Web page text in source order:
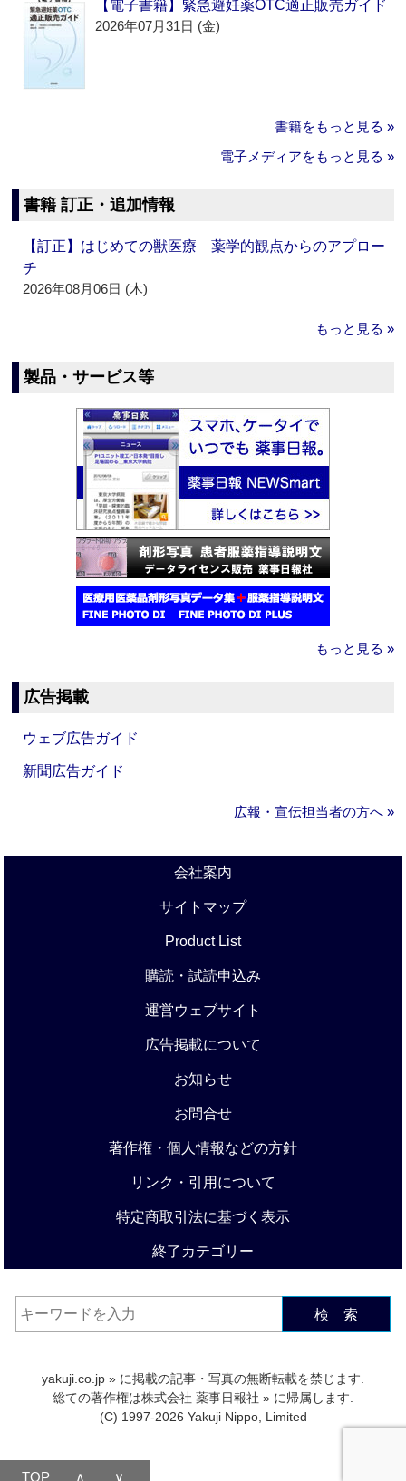
【電子書籍】緊急避妊薬OTC適正販売ガイド
2026年07月31日 (金)
書籍をもっと見る »
電子メディアをもっと見る »
書籍 訂正・追加情報
【訂正】はじめての獣医療 薬学的観点からのアプロー
チ
2026年08月06日 (木)
もっと見る »
製品・サービス等
もっと見る »
広告掲載
ウェブ広告ガイド
新聞広告ガイド
広報・宣伝担当者の方へ »
会社案内
サイトマップ
Product List
購読・試読申込み
運営ウェブサイト
広告掲載について
お知らせ
お問合せ
著作権・個人情報などの方針
リンク・引用について
特定商取引法に基づく表示
終了カテゴリー
検 索
yakuji.co.jp » に掲載の記事・写真の無断転載を禁じます.
総ての著作権は株式会社 薬事日報社 » に帰属します.
(C) 1997-2026 Yakuji Nippo, Limited
TOP ∧ ∨